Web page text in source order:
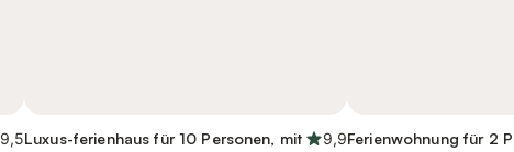
9,5Luxus-ferienhaus für 10 Personen, mit
9,9Ferienwohnung für 2